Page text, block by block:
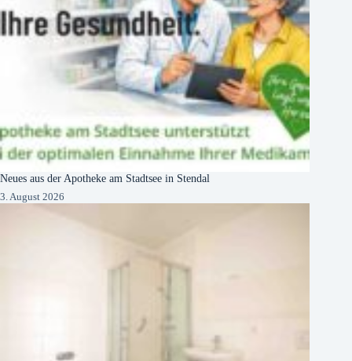
Neues aus der Apotheke am Stadtsee in Stendal
3. August 2026